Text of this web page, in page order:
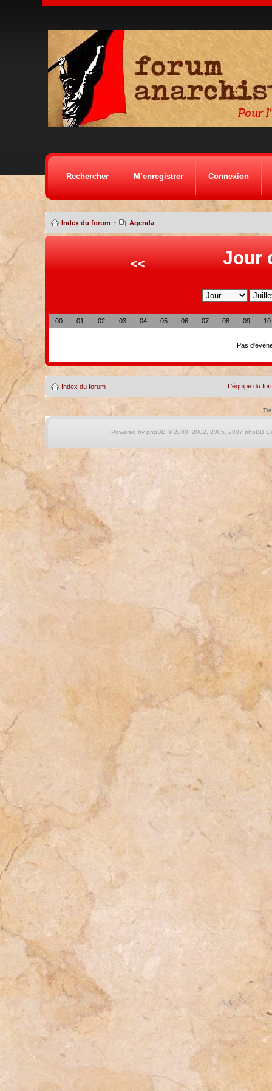
Rechercher M’enregistrer Connexion
Index du forum • Agenda
<< Jour
00 01 02 03 04 05 06 07 08 09 10
Pas
Index du forum L’équipe du
Powered by phpBB © 2000, 2002, 2005, 2007 phpBB